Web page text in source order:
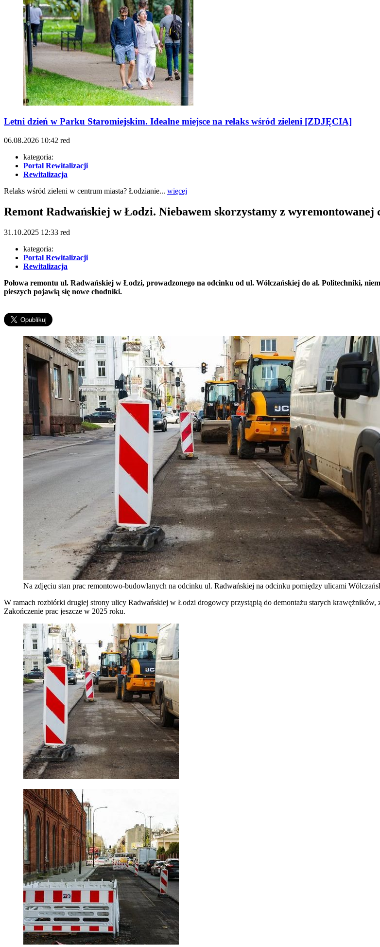
Letni dzień w Parku Staromiejskim. Idealne miejsce na relaks wśród zieleni [ZDJĘCIA]
06.08.2026 10:42 red
kategoria:
Portal Rewitalizacji
Rewitalizacja
Relaks wśród zieleni w centrum miasta? Łodzianie... więcej
Remont Radwańskiej w Łodzi. Niebawem skorzystamy z wyremontowanej
31.10.2025 12:33 red
kategoria:
Portal Rewitalizacji
Rewitalizacja
Połowa remontu ul. Radwańskiej w Łodzi, prowadzonego na odcinku od ul. Wólczańskiej do al. Politechniki,
pieszych pojawią się nowe chodniki.
Na zdjęciu stan prac remontowo-budowlanych na odcinku ul. Radwańskiej na odcinku pomiędzy ulicami
W ramach rozbiórki drugiej strony ulicy Radwańskiej w Łodzi drogowcy przystąpią do demontażu starych
Zakończenie prac jeszcze w 2025 roku.